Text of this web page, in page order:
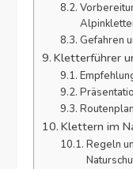
Gefahren
Kletterführer
Klettern im
Regeln